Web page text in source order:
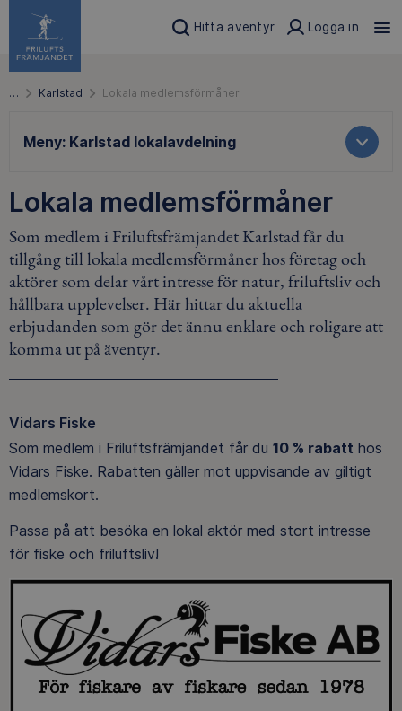
Hitta äventyr Logga in
… Karlstad Lokala medlemsförmåner
Meny: Karlstad lokalavdelning
Lokala medlemsförmåner
Som medlem i Friluftsfrämjandet Karlstad får du
tillgång till lokala medlemsförmåner hos företag och
aktörer som delar vårt intresse för natur, friluftsliv och
hållbara upplevelser. Här hittar du aktuella
erbjudanden som gör det ännu enklare och roligare att
komma ut på äventyr.
Vidars Fiske
Som medlem i Friluftsfrämjandet får du 10 % rabatt hos
Vidars Fiske. Rabatten gäller mot uppvisande av giltigt
medlemskort.
Passa på att besöka en lokal aktör med stort intresse
för fiske och friluftsliv!